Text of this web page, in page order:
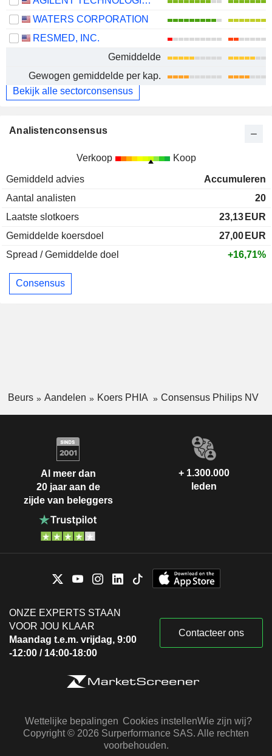
WATERS CORPORATION
RESMED, INC.
Gemiddelde
Gewogen gemiddelde per kap.
Bekijk alle sectorconsensus
Analistenconsensus
Verkoop Koop
Gemiddeld advies
Accumuleren
Aantal analisten
20
Laatste slotkoers
23,13 EUR
Gemiddelde koersdoel
27,00 EUR
Spread / Gemiddelde doel
+16,71%
Consensus
Beurs Aandelen Koers PHIA Consensus Philips NV
Al meer dan
20 jaar aan de
zijde van beleggers
+ 1.300.000
leden
ONZE EXPERTS STAAN
VOOR JOU KLAAR
Maandag t.e.m. vrijdag, 9:00
-12:00 / 14:00-18:00
Contacteer ons
Wettelijke bepalingen Cookies instellenWie zijn wij?
Copyright © 2026 Surperformance SAS. Alle rechten
voorbehouden.